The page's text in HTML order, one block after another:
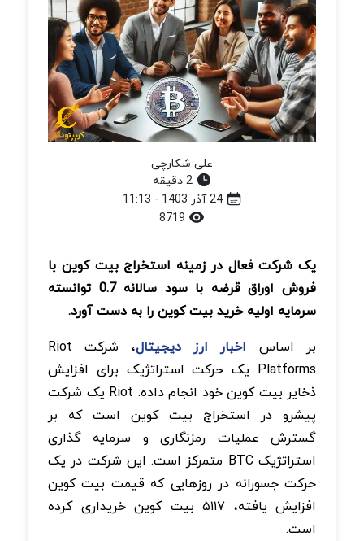
علی شکارچی
2 دقیقه
24 آذر 1403 - 11:13
یک شرکت فعال در زمینه استخراج بیت کوین با
فروش اوراق‌ قرضه با سود سالانه 0.7 توانسته
سرمایه اولیه خرید بیت کوین را به دست آورد.
بر اساس اخبار ارز دیجیتال
، شرکت Riot
Platforms یک حرکت استراتژیک برای افزایش
ذخایر بیت کوین خود انجام داده. Riot یک شرکت
پیشرو در استخراج بیت کوین است که بر
گسترش عملیات رمزنگاری و سرمایه‌ گذاری
استراتژیک BTC متمرکز است. این شرکت در یک
حرکت جسورانه در روزهایی که قیمت بیت کوین
افزایش‌ یافته، ۵۱۱۷ بیت کوین خریداری کرده
است.